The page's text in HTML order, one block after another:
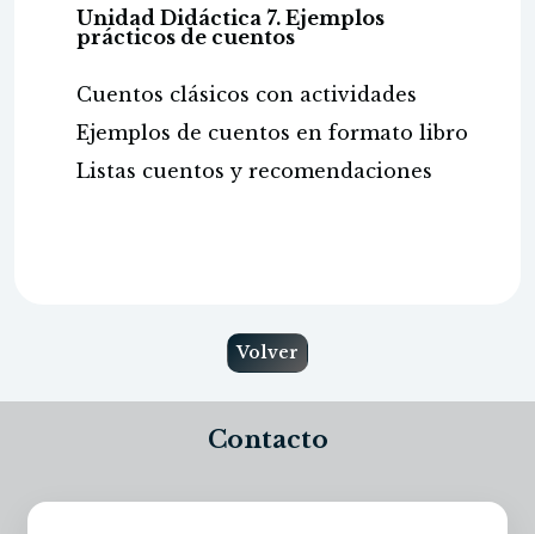
Unidad Didáctica 7. Ejemplos
prácticos de cuentos
Cuentos clásicos con actividades
Ejemplos de cuentos en formato libro
Listas cuentos y recomendaciones
Volver
Contacto